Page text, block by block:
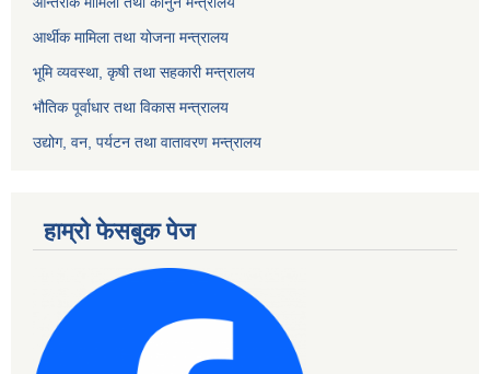
आर्थीक मामिला तथा योजना मन्त्रालय
भूमि व्यवस्था, कृषी तथा सहकारी मन्त्रालय
भौतिक पूर्वाधार तथा विकास मन्त्रालय
उद्योग, वन, पर्यटन तथा वातावरण मन्त्रालय
हाम्रो फेसबुक पेज